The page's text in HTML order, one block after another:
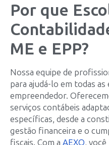
Por que
ME e EPP?
Nossa equipe de
para ajudá-lo em todas
empreendedor.
serviços contábeis
específicas, desde a
gestão financeira e o
fiscais. Com a AEXO,